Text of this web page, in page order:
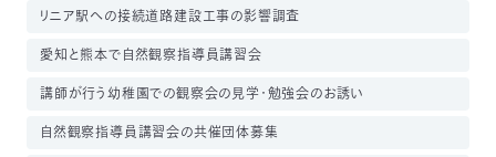
リニア駅への接続道路建設工事の影響調査
愛知と熊本で自然観察指導員講習会
講師が行う幼稚園での観察会の見学・勉強会のお誘い
自然観察指導員講習会の共催団体募集